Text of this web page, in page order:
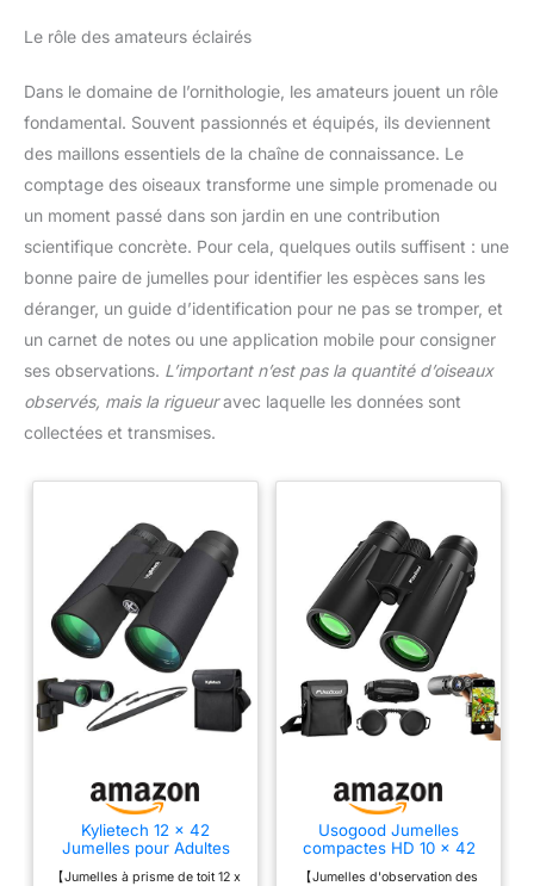
Le rôle des amateurs éclairés
Dans le domaine de l’ornithologie, les amateurs jouent un rôle
fondamental. Souvent passionnés et équipés, ils deviennent
des maillons essentiels de la chaîne de connaissance. Le
comptage des oiseaux transforme une simple promenade ou
un moment passé dans son jardin en une contribution
scientifique concrète. Pour cela, quelques outils suffisent : une
bonne paire de jumelles pour identifier les espèces sans les
déranger, un guide d’identification pour ne pas se tromper, et
un carnet de notes ou une application mobile pour consigner
ses observations. L’important n’est pas la quantité d’oiseaux
observés, mais la rigueuravec laquelle les données sont
collectées et transmises.
Kylietech 12 x 42
Jumelles pour Adultes
avec BAK4 Prism, FMC
【Jumelles à prisme de toit 12 x
Usogood Jumelles
compactes HD 10 x 42
pour Adultes, prismes
【Jumelles d'observation des